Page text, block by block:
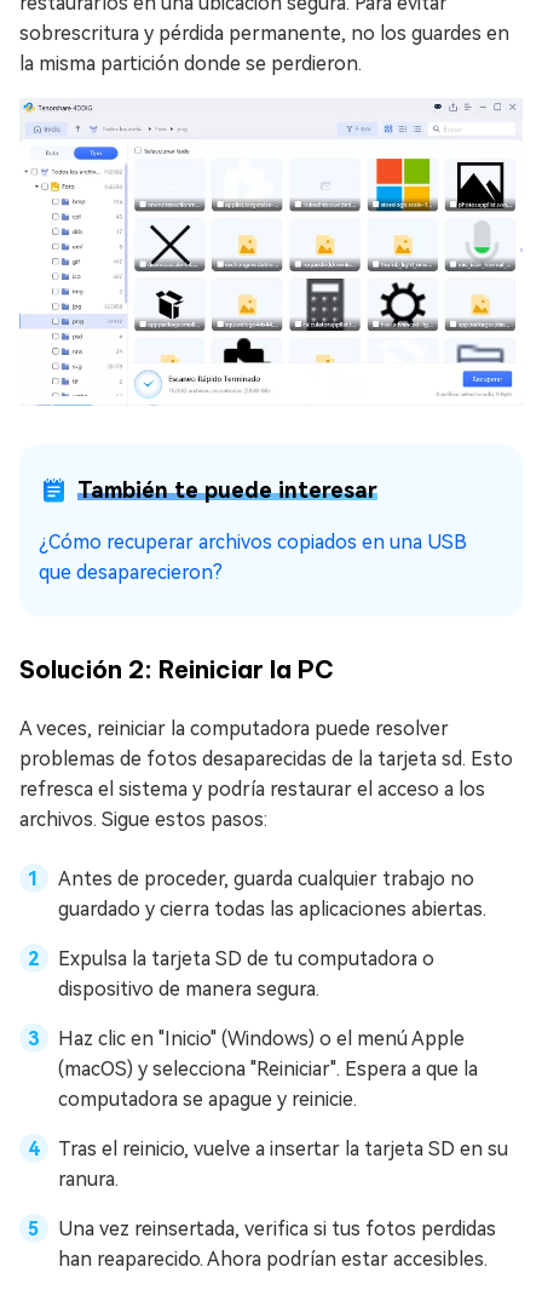
sobrescritura y pérdida permanente, no los guardes en
la misma partición donde se perdieron.
También te puede interesar
¿Cómo recuperar archivos copiados en una USB
que desaparecieron?
Solución 2: Reiniciar la PC
A veces, reiniciar la computadora puede resolver
problemas de fotos desaparecidas de la tarjeta sd. Esto
refresca el sistema y podría restaurar el acceso a los
archivos. Sigue estos pasos:
Antes de proceder, guarda cualquier trabajo no
guardado y cierra todas las aplicaciones abiertas.
Expulsa la tarjeta SD de tu computadora o
dispositivo de manera segura.
Haz clic en "Inicio" (Windows) o el menú Apple
(macOS) y selecciona "Reiniciar". Espera a que la
computadora se apague y reinicie.
Tras el reinicio, vuelve a insertar la tarjeta SD en su
ranura.
Una vez reinsertada, verifica si tus fotos perdidas
han reaparecido. Ahora podrían estar accesibles.